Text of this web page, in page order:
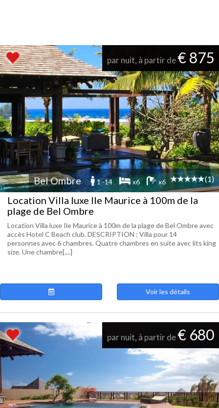
par nuit, à partir de€ 875
Bel Ombre 1 -14 x6 x6 (1)
Location Villa luxe Ile Maurice à 100m de la
plage de Bel Ombre
Location Villa luxe Ile Maurice à 100m de la plage de Bel Ombre avec
accès Hotel C Beach club. DESCRIPTION : Villa pour 14
personnes avec 6 chambres. Quatre chambres en suite avec lits king
size. Une chambre[....]
Voir les détails
par nuit, à partir de€ 680